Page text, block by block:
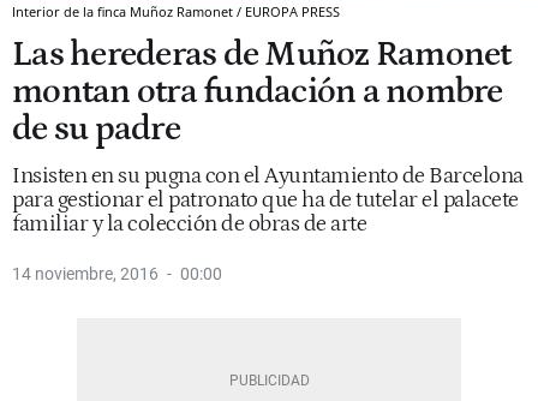
Interior de la finca Muñoz Ramonet / EUROPA PRESS
Las herederas de Muñoz Ramonet
montan otra fundación a nombre
de su padre
Insisten en su pugna con el Ayuntamiento de Barcelona
para gestionar el patronato que ha de tutelar el palacete
familiar y la colección de obras de arte
14 noviembre, 2016 00:00